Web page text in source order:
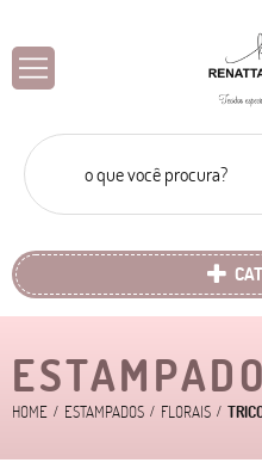
HOME ESTAMPADOS FLORAIS